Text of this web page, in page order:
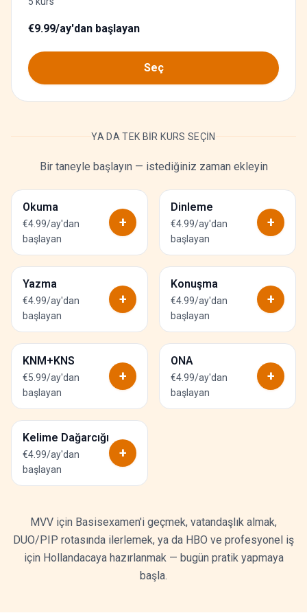
€9.99/ay'dan başlayan
Seç
YA DA TEK BIR KURS SEÇIN
Bir taneyle başlayın — istediğiniz zaman ekleyin
Okuma
€4.99/ay'dan
başlayan
+
Dinleme
€4.99/ay'dan
başlayan
+
Yazma
€4.99/ay'dan
başlayan
+
Konuşma
€4.99/ay'dan
başlayan
+
KNM+KNS
€5.99/ay'dan
başlayan
+
ONA
€4.99/ay'dan
başlayan
+
Kelime Dağarcığı
€4.99/ay'dan
başlayan
+
MVV için Basisexamen'i geçmek, vatandaşlık almak,
DUO/PIP rotasında ilerlemek, ya da HBO ve profesyonel iş
için Hollandacaya hazırlanmak — bugün pratik yapmaya
başla.